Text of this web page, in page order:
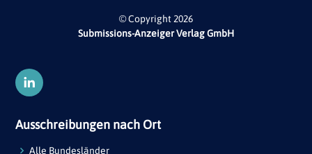
© Copyright 2026
Submissions-Anzeiger Verlag GmbH
Ausschreibungen nach Ort
Alle Bundesländer